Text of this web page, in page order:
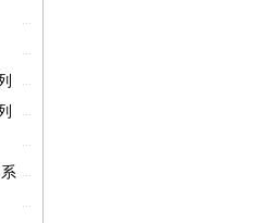
...
...
...
...
...
...
...